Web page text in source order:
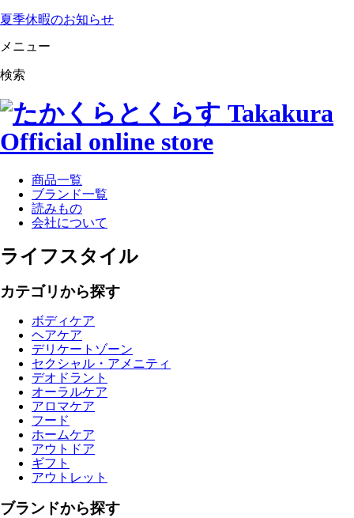
夏季休暇のお知らせ
メニュー
検索
商品一覧
ブランド一覧
読みもの
会社について
ライフスタイル
カテゴリから探す
ボディケア
ヘアケア
デリケートゾーン
セクシャル・アメニティ
デオドラント
オーラルケア
アロマケア
フード
ホームケア
アウトドア
ギフト
アウトレット
ブランドから探す